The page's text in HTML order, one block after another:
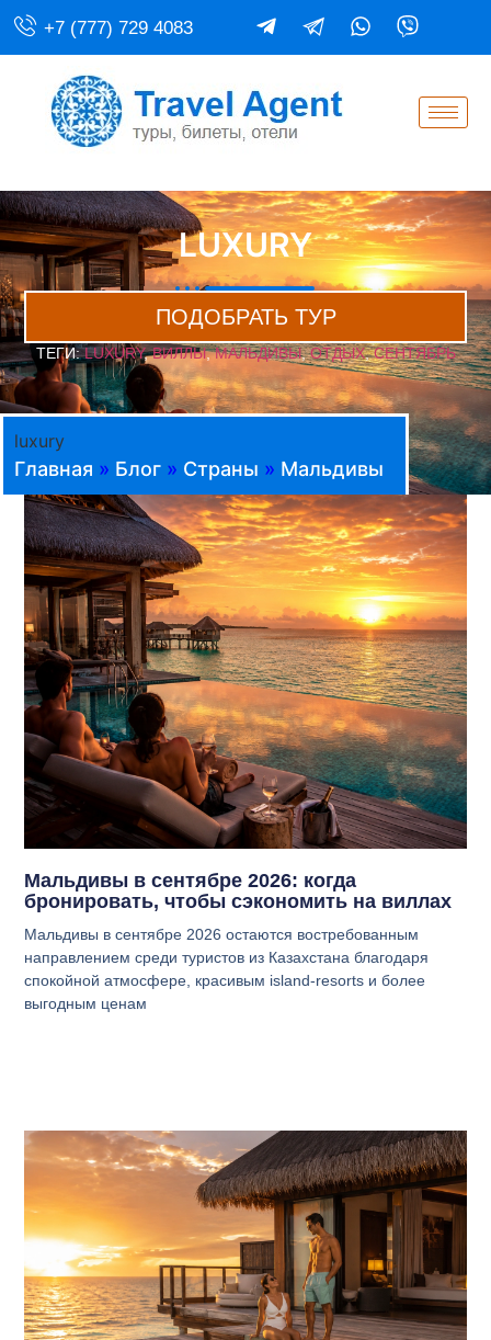
+7 (777) 729 4083
LUXURY
ПОДОБРАТЬ ТУР
ТЕГИ:LUXURY,ВИЛЛЫ,МАЛЬДИВЫ,ОТДЫХ,СЕНТЯБРЬ
luxury
Главная » Блог » Страны » Мальдивы
Мальдивы в сентябре 2026: когда
бронировать, чтобы сэкономить на виллах
Мальдивы в сентябре 2026 остаются востребованным
направлением среди туристов из Казахстана благодаря
спокойной атмосфере, красивым island-resorts и более
выгодным ценам